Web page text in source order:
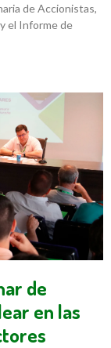
de Accionistas,
el Informe de
de
en las